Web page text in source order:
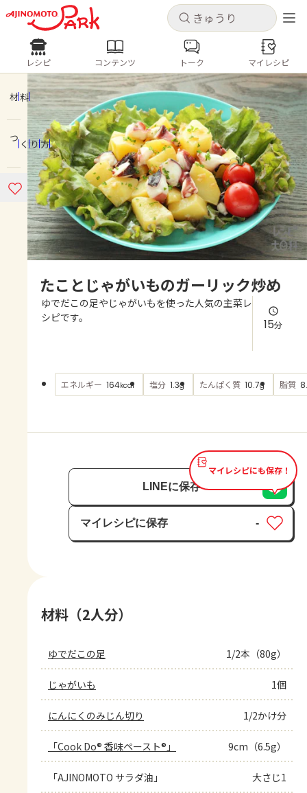
キャンセル
ログインするとレシピを保存できます
ログイン 新規登録
ホーム
コンテンツ
レシピ
よくあるお問い合わせ
AJINOMOTO PARK とは
キャンセル
レシピ コンテンツ
人気の食材・レシピ
きゅうり なす トマト
とうもろこし
ピーマン
みょうが ゴーヤ
レシピ コンテンツ トーク マイレシピ
材料
つくり方
たことじゃがいものガーリック炒め
ゆでだこの足やじゃがいもを使った人気の主菜レ
シピです。
15分
エネルギー 164kcal 塩分 1.3g たんぱく質 10.7g 脂質
マイレシピにも保存！
LINEに保存
マイレシピに保存
保存済み
-
材料（2人分）
ゆでだこの足 1/2本（80g）
じゃがいも 1個
にんにくのみじん切り 1/2かけ分
「Cook Do® 香味ペースト®」 9cm（6.5g）
「AJINOMOTO サラダ油」 大さじ1